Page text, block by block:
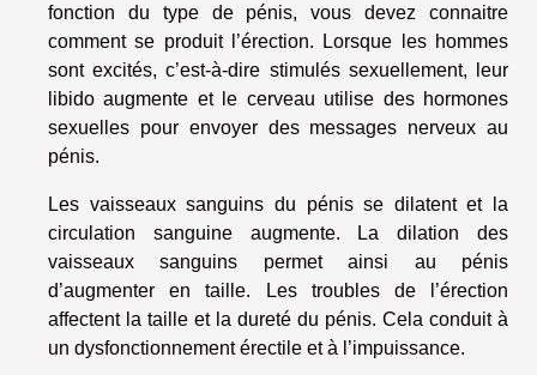
fonction du type de pénis, vous devez connaitre
comment se produit l’érection. Lorsque les hommes
sont excités, c’est-à-dire stimulés sexuellement, leur
libido augmente et le cerveau utilise des hormones
sexuelles pour envoyer des messages nerveux au
pénis.
Les vaisseaux sanguins du pénis se dilatent et la
circulation sanguine augmente. La dilation des
vaisseaux sanguins permet ainsi au pénis
d’augmenter en taille. Les troubles de l’érection
affectent la taille et la dureté du pénis. Cela conduit à
un dysfonctionnement érectile et à l’impuissance.